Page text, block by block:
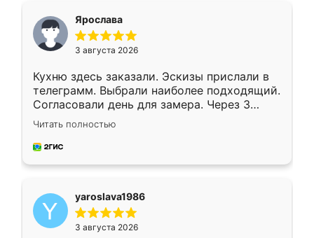
Ярослава
3 августа 2026
Кухню здесь заказали. Эскизы прислали в
телеграмм. Выбрали наиболее подходящий.
Согласовали день для замера. Через 3
недели кухня была уже готова. Остались
довольны работой. Спасибо Ренессанс
мебель за качественную работу!
Читать полностью
yaroslava1986
3 августа 2026